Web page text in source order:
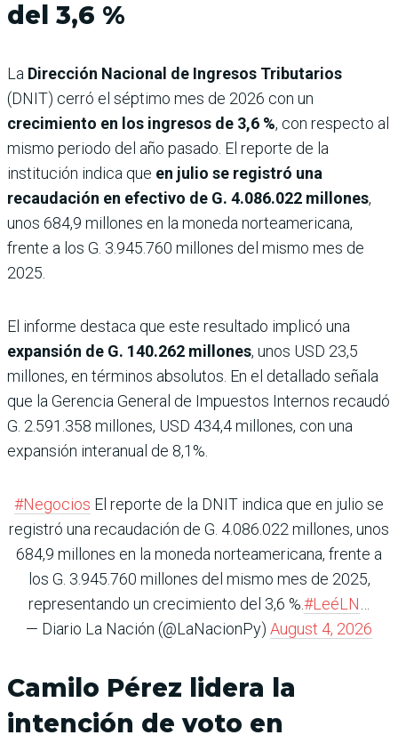
del 3,6 %
La Dirección Nacional de Ingresos Tributarios
(DNIT) cerró el séptimo mes de 2026 con un
crecimiento en los ingresos de 3,6 %, con respecto al
mismo periodo del año pasado. El reporte de la
institución indica que en julio se registró una
recaudación en efectivo de G. 4.086.022 millones,
unos 684,9 millones en la moneda norteamericana,
frente a los G. 3.945.760 millones del mismo mes de
2025.
El informe destaca que este resultado implicó una
expansión de G. 140.262 millones, unos USD 23,5
millones, en términos absolutos. En el detallado señala
que la Gerencia General de Impuestos Internos recaudó
G. 2.591.358 millones, USD 434,4 millones, con una
expansión interanual de 8,1%.
#Negocios El reporte de la DNIT indica que en julio se
registró una recaudación de G. 4.086.022 millones, unos
684,9 millones en la moneda norteamericana, frente a
los G. 3.945.760 millones del mismo mes de 2025,
representando un crecimiento del 3,6 %.#LeéLN…
— Diario La Nación (@LaNacionPy) August 4, 2026
Camilo Pérez lidera la
intención de voto en